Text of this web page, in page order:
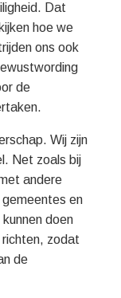
Dat
hoe we
ons ook
de
Wij zijn
Net zoals bij
andere
en
doen
zodat
de